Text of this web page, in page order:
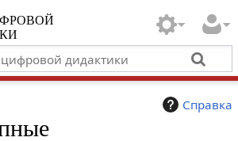
Справка